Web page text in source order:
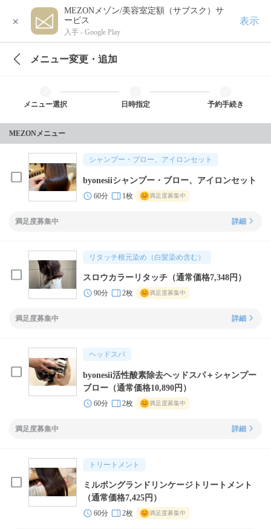
×
MEZONメゾン/美容室定額（サブスク）サ
ービス
入手 - Google Play
表示
メニュー変更・追加
メニュー選択 日時指定 予約手続き
MEZONメニュー
シャンプー・ブロー、アイロンセット
byonesiiシャンプー・ブロー、アイロンセット
60分 1枚 満足度募集中
満足度募集中 詳細
リタッチ根元染め（白髪染め含む）
スロウカラーリタッチ（通常価格7,348円）
90分 2枚 満足度募集中
満足度募集中 詳細
ヘッドスパ
byonesii活性酸素除去ヘッドスパ＋シャンプー
ブロー（通常価格10,890円）
60分 2枚 満足度募集中
満足度募集中 詳細
トリートメント
ミルボングランドリンケージトリートメント
（通常価格7,425円）
60分 2枚 満足度募集中